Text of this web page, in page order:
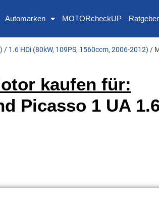
Automarken MOTORcheckUP Ratgeber
/ 1.6 HDi (80kW, 109PS, 1560ccm, 2006-2012) /
kaufen für:
Picasso 1 UA